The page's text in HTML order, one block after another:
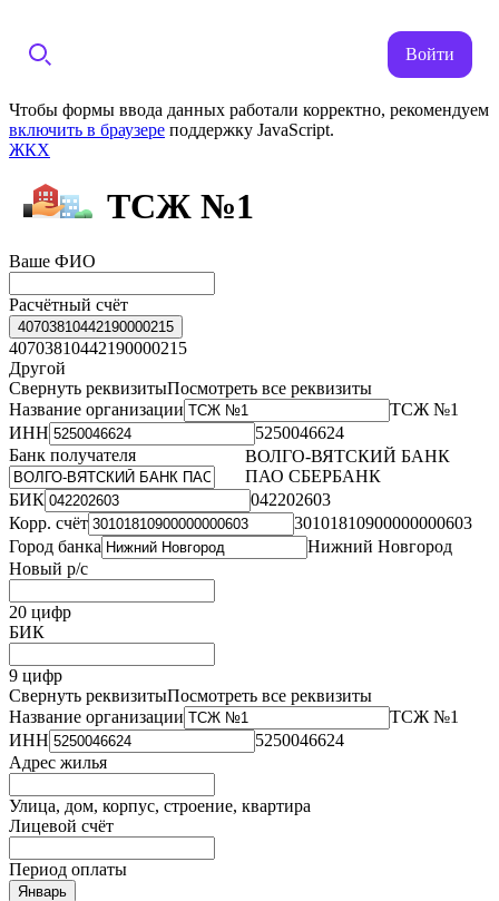
Войти
Чтобы формы ввода данных работали корректно, рекомендуем
включить в браузере поддержку JavaScript.
ЖКХ
ТСЖ №1
Ваше ФИО
Расчётный счёт
40703810442190000215
40703810442190000215
Другой
Свернуть реквизитыПосмотреть все реквизиты
Название организации
ТСЖ №1
ИНН
5250046624
Банк получателя
ВОЛГО-ВЯТСКИЙ БАНК
ПАО СБЕРБАНК
БИК
042202603
Корр. счёт
30101810900000000603
Город банка
Нижний Новгород
Новый р/с
20 цифр
БИК
9 цифр
Свернуть реквизитыПосмотреть все реквизиты
Название организации
ТСЖ №1
ИНН
5250046624
Адрес жилья
Улица, дом, корпус, строение, квартира
Лицевой счёт
Период оплаты
Январь